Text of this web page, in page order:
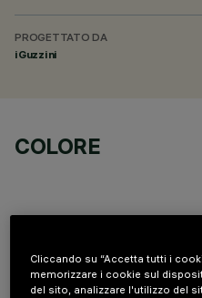
PROGETTATO DA
iGuzzini
COLORE
ACCESSORI
Cliccando su “Accetta tutti i
memorizzare i cookie sul
del sito, analizzare l'utilizzo del